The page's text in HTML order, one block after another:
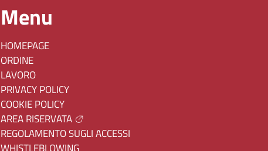
Menu
HOMEPAGE
ORDINE
LAVORO
PRIVACY POLICY
COOKIE POLICY
AREA RISERVATA
REGOLAMENTO SUGLI ACCESSI